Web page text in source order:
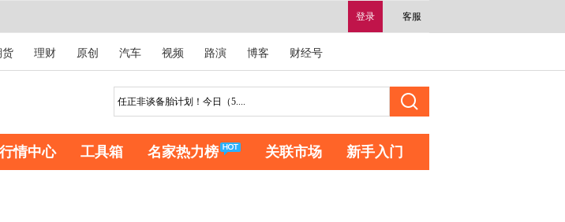
登录 客服
货 理财 原创 汽车 视频 路演 博客 财经号
行情中心 工具箱 名家热力榜 关联市场 新手入门